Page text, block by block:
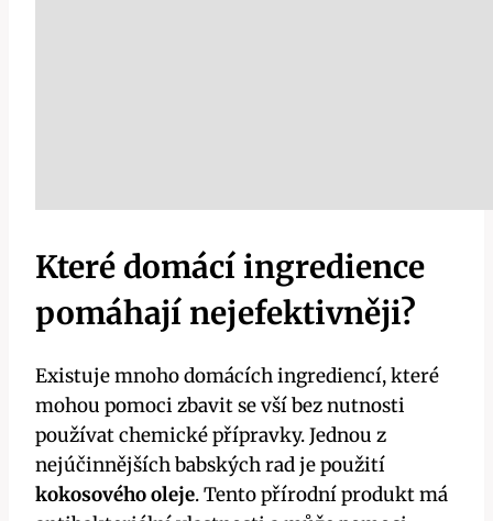
Které ‌domácí ⁢ingredience
pomáhají nejefektivněji?
Existuje mnoho domácích ingrediencí, které
mohou pomoci zbavit se⁣ vší ‍bez nutnosti
používat chemické ⁤přípravky. Jednou z
nejúčinnějších babských rad ⁢je použití⁢
kokosového oleje. ⁤Tento přírodní produkt má